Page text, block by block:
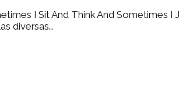
I Sit And Think And Sometimes
diversas…